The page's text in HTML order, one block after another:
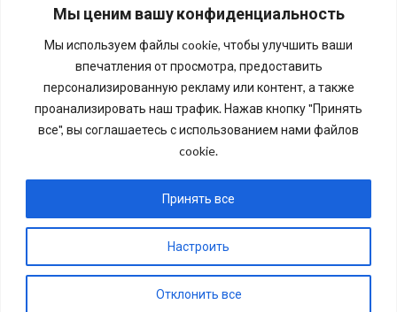
Мы ценим вашу конфиденциальность
Мы используем файлы cookie, чтобы улучшить ваши
впечатления от просмотра, предоставить
персонализированную рекламу или контент, а также
проанализировать наш трафик. Нажав кнопку "Принять
все", вы соглашаетесь с использованием нами файлов
cookie.
Настроить
Отклонить все
Принять все
Последние номера наших газет
Copyright © 2026 Внутригородское муниципальное
образование города федерального значения Санкт-
Петербурга муниципальный округ №54. Все права
защищены.